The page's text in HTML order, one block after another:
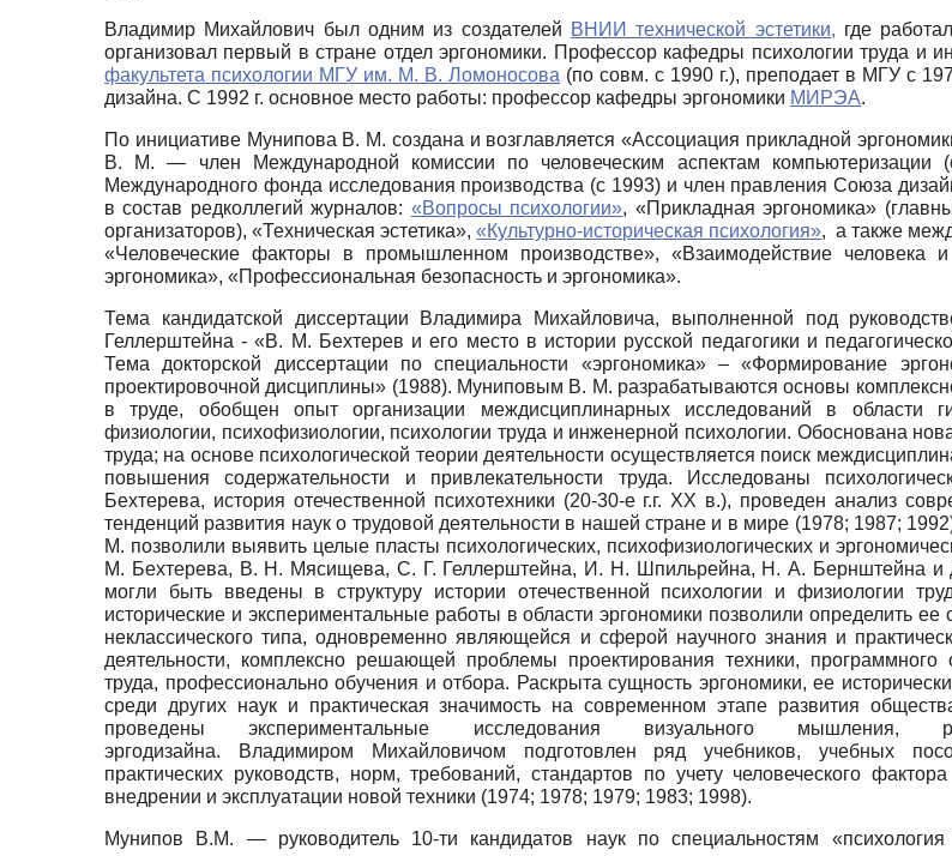
Владимир Михайлович был одним из создателей ВНИИ технической эстетики, где
организовал первый в стране отдел эргономики. Профессор кафедры психологии труда и
факультета психологии МГУ им. М. В. Ломоносова (по совм. с 1990 г.), преподает в МГУ с
дизайна. С 1992 г. основное место работы: профессор кафедры эргономики МИРЭА.
По инициативе Мунипова В. М. создана и возглавляется «Ассоциация прикладной
В. М. — член Международной комиссии по человеческим аспектам компьютеризации
Международного фонда исследования производства (с 1993) и член правления Союза
в состав редколлегий журналов: «Вопросы психологии», «Прикладная эргономика»
организаторов), «Техническая эстетика»,«Культурно-историческая психология», а также
«Человеческие факторы в промышленном производстве», «Взаимодействие человека
эргономика», «Профессиональная безопасность и эргономика».
Тема кандидатской диссертации Владимира Михайловича, выполненной под
Геллерштейна - «В. М. Бехтерев и его место в истории русской педагогики и
Тема докторской диссертации по специальности «эргономика» – «Формирование
проектировочной дисциплины» (1988). Муниповым В. М. разрабатываются основы
в труде, обобщен опыт организации междисциплинарных исследований в области
физиологии, психофизиологии, психологии труда и инженерной психологии. Обоснована
труда; на основе психологической теории деятельности осуществляется поиск
повышения содержательности и привлекательности труда. Исследованы
Бехтерева, история отечественной психотехники (20-30-е г.г. ХХ в.), проведен анализ
тенденций развития наук о трудовой деятельности в нашей стране и в мире (1978; 1987;
М. позволили выявить целые пласты психологических, психофизиологических и
М. Бехтерева, В. Н. Мясищева, С. Г. Геллерштейна, И. Н. Шпильрейна, Н. А. Бернштейна и
могли быть введены в структуру истории отечественной психологии и физиологии
исторические и экспериментальные работы в области эргономики позволили определить ее
неклассического типа, одновременно являющейся и сферой научного знания и
деятельности, комплексно решающей проблемы проектирования техники, программного
труда, профессионально обучения и отбора. Раскрыта сущность эргономики, ее
среди других наук и практическая значимость на современном этапе развития
проведены экспериментальные исследования визуального мышления,
эргодизайна. Владимиром Михайловичом подготовлен ряд учебников, учебных
практических руководств, норм, требований, стандартов по учету человеческого
внедрении и эксплуатации новой техники (1974; 1978; 1979; 1983; 1998).
Мунипов В.М. — руководитель 10-ти кандидатов наук по специальностям